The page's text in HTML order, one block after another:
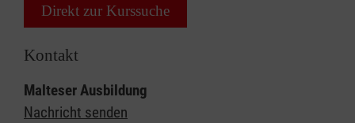
Direkt zur Kurssuche
Kontakt
Malteser Ausbildung
Nachricht senden